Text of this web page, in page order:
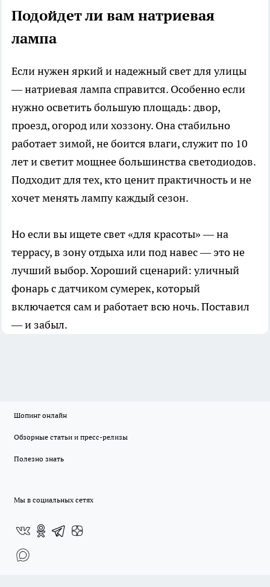
Подойдет ли вам натриевая
лампа
Если нужен яркий и надежный свет для улицы
— натриевая лампа справится. Особенно если
нужно осветить большую площадь: двор,
проезд, огород или хоззону. Она стабильно
работает зимой, не боится влаги, служит по 10
лет и светит мощнее большинства светодиодов.
Подходит для тех, кто ценит практичность и не
хочет менять лампу каждый сезон.
Но если вы ищете свет «для красоты» — на
террасу, в зону отдыха или под навес — это не
лучший выбор. Хороший сценарий: уличный
фонарь с датчиком сумерек, который
включается сам и работает всю ночь. Поставил
— и забыл.
Шопинг онлайн
Обзорные статьи и пресс-релизы
Полезно знать
Мы в социальных сетях